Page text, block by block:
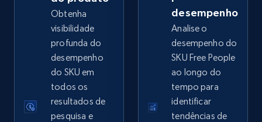
eBay - Collect records by category
URL, Product id, Title, Seller name, Seller rating,
Seller reviews, Breadcrumbs, Root category, and
Obtenha
visibilidade
profunda do
desempenho
do SKU em
todos os
resultados de
pesquisa e
desempenho
Analise o
desempenho do
SKU Free People
ao longo do
tempo para
identificar
tendências de